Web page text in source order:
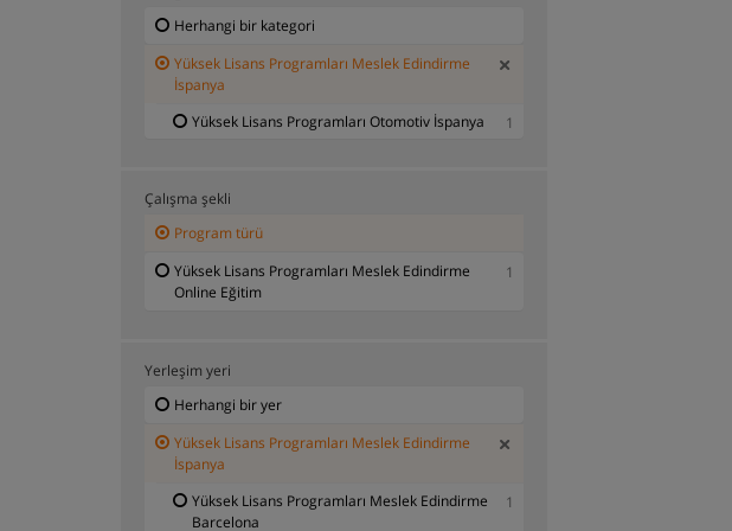
Herhangi bir kategori
Yüksek Lisans Programları Meslek Edindirme
İspanya
Yüksek Lisans Programları Otomotiv İspanya
1
Çalışma şekli
Program türü
Yüksek Lisans Programları Meslek Edindirme
Online Eğitim
1
Yerleşim yeri
Herhangi bir yer
Yüksek Lisans Programları Meslek Edindirme
İspanya
Yüksek Lisans Programları Meslek Edindirme
Barcelona
1